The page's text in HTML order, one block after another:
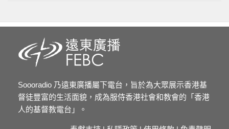
Soooradio 乃遠東廣播屬下電台，旨於為大眾展示香港基
督徒豐富的生活面貌，成為服侍香港社會和教會的「香港
人的基督教電台」。